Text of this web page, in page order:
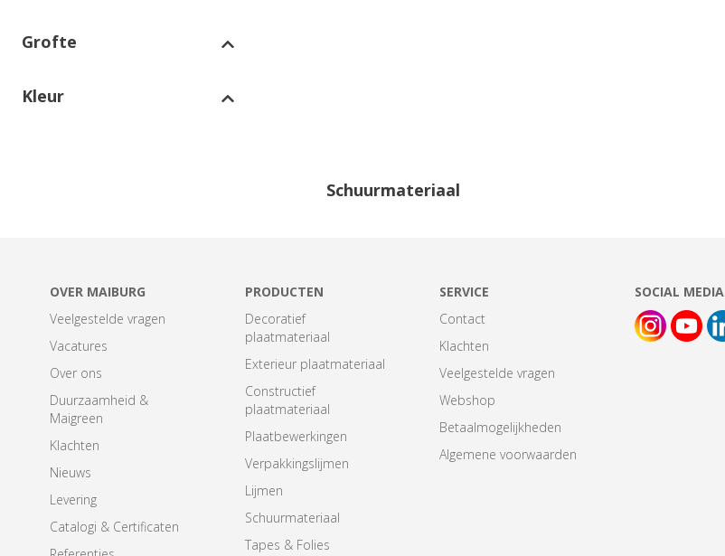
Grofte
Kleur
Schuurmateriaal
OVER MAIBURG
Veelgestelde vragen
Vacatures
Over ons
Duurzaamheid &
Maigreen
Klachten
Nieuws
Levering
Catalogi & Certificaten
PRODUCTEN
Decoratief
plaatmateriaal
Exterieur plaatmateriaal
Constructief
plaatmateriaal
Plaatbewerkingen
Verpakkingslijmen
Lijmen
Schuurmateriaal
Tapes & Folies
SERVICE
Contact
Klachten
Veelgestelde vragen
Webshop
Betaalmogelijkheden
Algemene voorwaarden
SOCIAL MEDIA